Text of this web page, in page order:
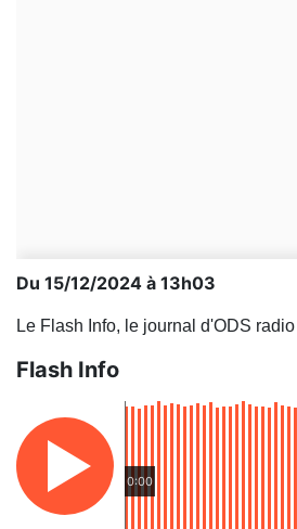
Du 15/12/2024 à 13h03
Le Flash Info, le journal d'ODS radio
Flash Info
0:00